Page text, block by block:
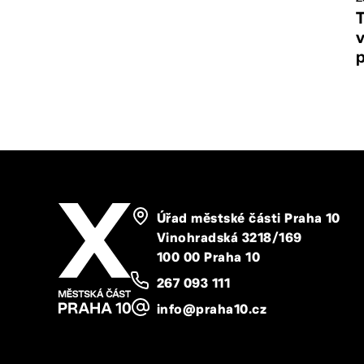
Úřad městské části Praha 10
Vinohradská 3218/169
100 00 Praha 10
267 093 111
info@praha10.cz